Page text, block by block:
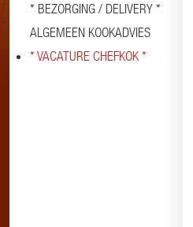
* BEZORGING / DELIVERY *
ALGEMEEN KOOKADVIES
* VACATURE CHEFKOK *